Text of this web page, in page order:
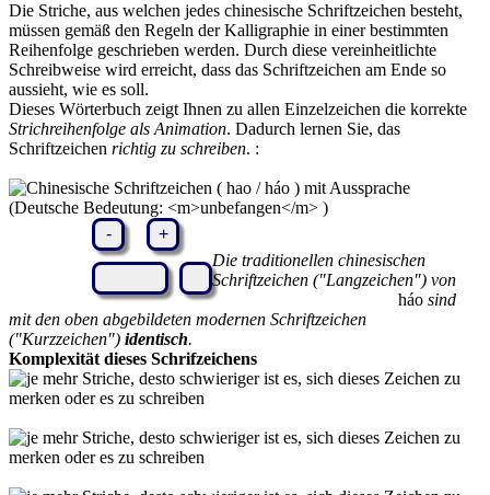
Die Striche, aus welchen jedes chinesische Schriftzeichen besteht,
müssen gemäß den Regeln der Kalligraphie in einer bestimmten
Reihenfolge geschrieben werden. Durch diese vereinheitlichte
Schreibweise wird erreicht, dass das Schriftzeichen am Ende so
aussieht, wie es soll.
Dieses Wörterbuch zeigt Ihnen zu allen Einzelzeichen die korrekte
Strichreihenfolge als Animation. Dadurch lernen Sie, das
Schriftzeichen richtig zu schreiben. :
-
+
Die traditionellen chinesischen
Schriftzeichen ("Langzeichen") von
háo sind
mit den oben abgebildeten modernen Schriftzeichen
("Kurzzeichen") identisch.
Komplexität dieses Schrifzeichens